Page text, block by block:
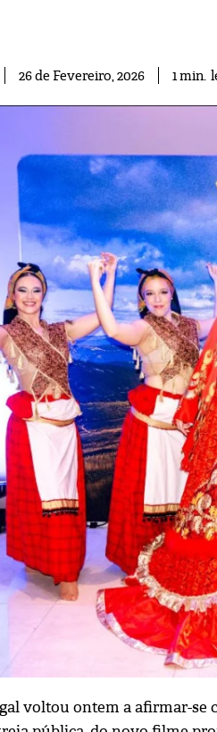
26 de Fevereiro, 2026 1min.
voltou ontem a afirmar-